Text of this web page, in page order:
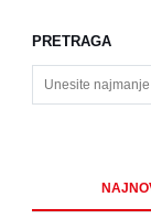
PRETRAGA